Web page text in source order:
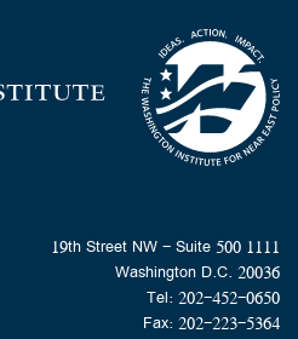
Homepage
1111 19th Street NW - Suite 500
Washington D.C. 20036
Tel: 202-452-0650
Fax: 202-223-5364